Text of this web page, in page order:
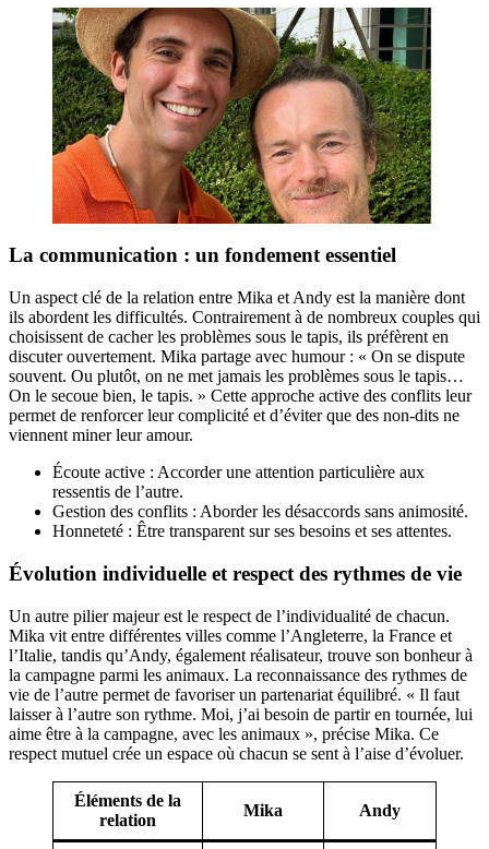
La communication : un fondement essentiel
Un aspect clé de la relation entre Mika et Andy est la manière dont
ils abordent les difficultés. Contrairement à de nombreux couples qui
choisissent de cacher les problèmes sous le tapis, ils préfèrent en
discuter ouvertement. Mika partage avec humour : « On se dispute
souvent. Ou plutôt, on ne met jamais les problèmes sous le tapis…
On le secoue bien, le tapis. » Cette approche active des conflits leur
permet de renforcer leur complicité et d’éviter que des non-dits ne
viennent miner leur amour.
Écoute active : Accorder une attention particulière aux
ressentis de l’autre.
Gestion des conflits : Aborder les désaccords sans animosité.
Honneteté : Être transparent sur ses besoins et ses attentes.
Évolution individuelle et respect des rythmes de vie
Un autre pilier majeur est le respect de l’individualité de chacun.
Mika vit entre différentes villes comme l’Angleterre, la France et
l’Italie, tandis qu’Andy, également réalisateur, trouve son bonheur à
la campagne parmi les animaux. La reconnaissance des rythmes de
vie de l’autre permet de favoriser un partenariat équilibré. « Il faut
laisser à l’autre son rythme. Moi, j’ai besoin de partir en tournée, lui
aime être à la campagne, avec les animaux », précise Mika. Ce
respect mutuel crée un espace où chacun se sent à l’aise d’évoluer.
Éléments de la
relation
Mika Andy